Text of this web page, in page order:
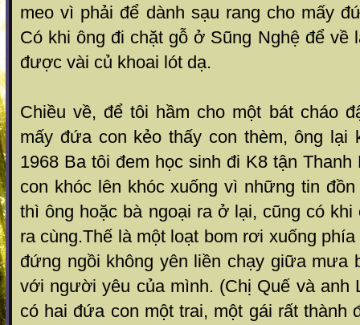
meo vì phải để d ành sạu rang cho mấy
Có khi ông đi chặt gỗ ở Sũng Nghệ để về
được vài củ khoai lót dạ.
C hiều về, để tôi hầm cho một bát cháo
mấy đ ứa con kẻo thấy con thèm, ông lại
1968 Ba tôi đem h ọc sinh đi K8 tận Thanh
con khóc lên khóc xuống vì nh ững tin
th ì ông hoặc bà ngoại ra ở lại, cũn g có
ra c ùng.Thế là một loạt bom rơi xuống
đứng ng ồi không yên liền chạy giữa mưa
với người yê u của mình. (Chị Quế và anh
có hai đứa con một trai , một gái rất thành